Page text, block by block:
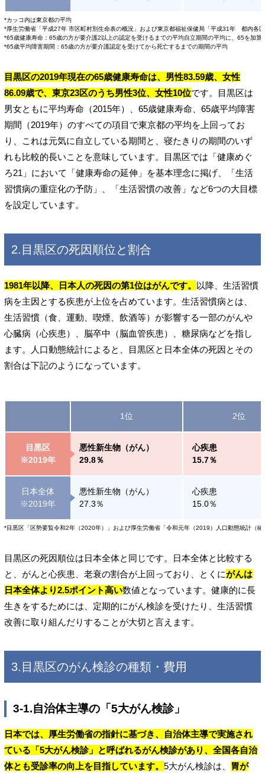
*カッコ内は東京都の平均
*厚生労働省「平成27年 市区町村別生命表の概況」および東京都福祉保健局「平成31年 都内各
*65歳健康寿命：65歳の方が要介護2以上の認定を受けるまでの平均自立期間の平均に、65を加算
*65歳平均障害期間：65歳の方が要介護認定を受けてから死亡するまでの期間の平均
目黒区の2019年現在の65歳健康寿命は、男性83.59歳、女性
86.09歳で、東京23区のうち男性3位、女性10位です。目黒区は
男女ともに平均寿命（2015年）、65歳健康寿命、65歳平均障害
期間（2019年）のすべての項目で東京都の平均を上回ってお
り、これは元気に自立している期間と、寝たきりの期間のいず
れも比較的長いことを意味しています。目黒区では「健康めぐ
ろ21」において「健康寿命の延伸」を基本理念に掲げ、「生活
習慣病の重症化の予防」、「生活習慣の改善」など6つの大目標
を設定しています。
2.目黒区の死因順位と割合
1981年以降、日本人の死因の第1位はがんです。
以降、生活習慣
病を主因とする疾患が上位を占めています。生活習慣病とは、
生活習慣（食、運動、喫煙、飲酒等）が影響する一部のがんや
心臓病（心疾患）、脳卒中（脳血管疾患）、糖尿病などを指し
ます。人口動態統計によると、目黒区と日本全体の死因とその
割合は下記のようになっています。
1位 2位
目黒区
※2019年
悪性新生物（がん）
29.8％
心疾患
15.7％
日本全体
※2019年
悪性新生物（がん）
27.3％
心疾患
15.0％
*目黒区「区勢要覧令和2年（2020年）」および厚生労働省「令和元年（2019）人口動態統計（
目黒区の死因順位は日本全体と同じです。日本全体と比較する
と、がんと心疾患、老衰の割合が上回っており、とくにがんは
日本全体より2.5ポイント高い数値となっています。健康的に長
生きをするためには、定期的にがん検診を受けたり、生活習慣
改善に取り組んだりすることが大切と言えます。
3.目黒区のがん検診の種類・費用
3-1.自治体主導の「5大がん検診」
日本では、厚生労働省の指針に基づき、自治体主導で実施され
ている「5大がん検診」と呼ばれるがん検診があり、全国各自治
体とも受診率の向上を目指しています。 5大がん検診は、
胃が